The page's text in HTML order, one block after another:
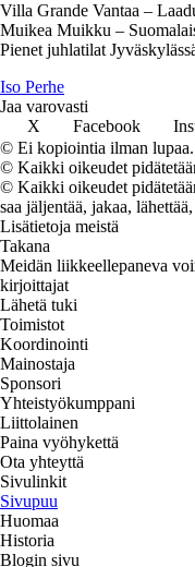
Villa Grande Vantaa –
Muikea Muikku –
Pienet juhlatilat
Iso Perhe
Jaa varovasti
X
Facebook
© Ei kopiointia ilman lupaa.
© Kaikki oikeudet
© Kaikki oikeudet
saa jäljentää, jakaa,
Lisätietoja meistä
Takana
Meidän liikkeellepaneva
kirjoittajat
Lähetä tuki
Toimistot
Koordinointi
Mainostaja
Sponsori
Yhteistyökumppani
Liittolainen
Paina vyöhykettä
Ota yhteyttä
Sivulinkit
Sivupuu
Huomaa
Historia
Blogin sivu